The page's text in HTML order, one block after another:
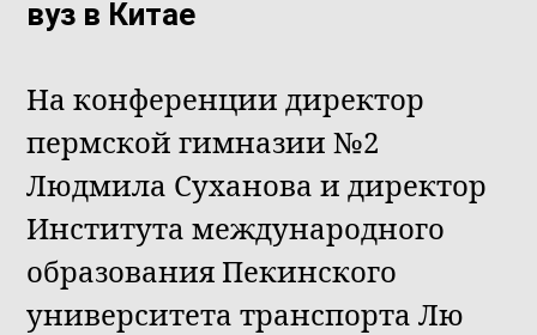
вуз в Китае
На конференции директор
пермской гимназии №2
Людмила Суханова и директор
Института международного
образования Пекинского
университета транспорта Лю